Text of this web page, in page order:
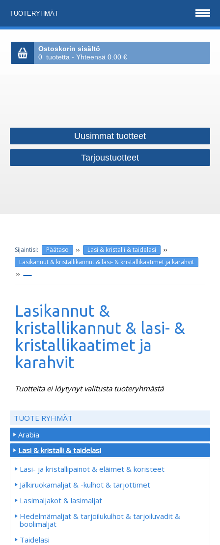
TUOTERYHMÄT
Ostoskorin sisältö
0 tuotetta - Yhteensä 0.00 €
Uusimmat tuotteet
Tarjoustuotteet
Päätaso ›› Lasi & kristalli & taidelasi ››
Lasikannut & kristallikannut & lasi- & kristallikaatimet ja karahvit
››
Lasikannut &
kristallikannut & lasi- &
kristallikaatimet ja
karahvit
Tuotteita ei löytynyt valitusta tuoteryhmästä
TUOTE RYHMÄT
Arabia
Lasi & kristalli & taidelasi
Lasi- ja kristallipainot & eläimet & koristeet
Jälkiruokamaljat & -kulhot & tarjottimet
Lasimaljakot & lasimaljat
Hedelmämaljat & tarjoilukulhot & tarjoiluvadit &
boolimaljat
Taidelasi